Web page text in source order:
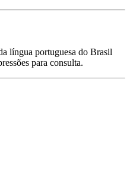
língua portuguesa do Brasil
para consulta.